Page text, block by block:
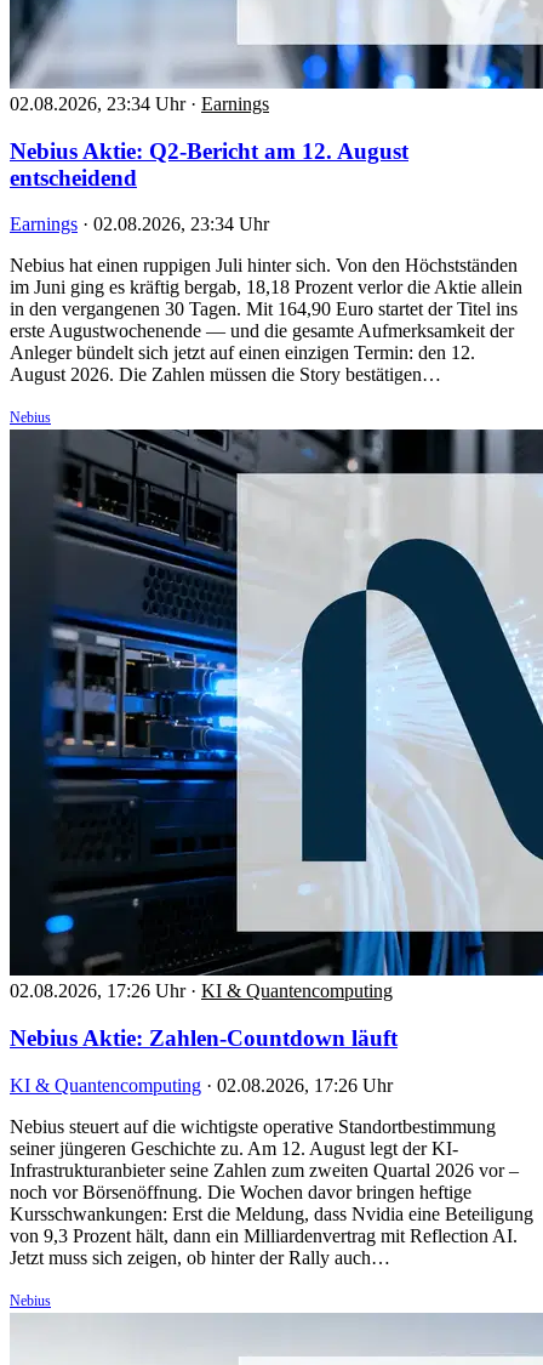
02.08.2026, 23:34 Uhr · Earnings
Nebius Aktie: Q2-Bericht am 12. August
entscheidend
Earnings · 02.08.2026, 23:34 Uhr
Nebius hat einen ruppigen Juli hinter sich. Von den Höchstständen
im Juni ging es kräftig bergab, 18,18 Prozent verlor die Aktie allein
in den vergangenen 30 Tagen. Mit 164,90 Euro startet der Titel ins
erste Augustwochenende — und die gesamte Aufmerksamkeit der
Anleger bündelt sich jetzt auf einen einzigen Termin: den 12.
August 2026. Die Zahlen müssen die Story bestätigen…
Nebius
02.08.2026, 17:26 Uhr · KI & Quantencomputing
Nebius Aktie: Zahlen-Countdown läuft
KI & Quantencomputing · 02.08.2026, 17:26 Uhr
Nebius steuert auf die wichtigste operative Standortbestimmung
seiner jüngeren Geschichte zu. Am 12. August legt der KI-
Infrastrukturanbieter seine Zahlen zum zweiten Quartal 2026 vor –
noch vor Börsenöffnung. Die Wochen davor bringen heftige
Kursschwankungen: Erst die Meldung, dass Nvidia eine Beteiligung
von 9,3 Prozent hält, dann ein Milliardenvertrag mit Reflection AI.
Jetzt muss sich zeigen, ob hinter der Rally auch…
Nebius